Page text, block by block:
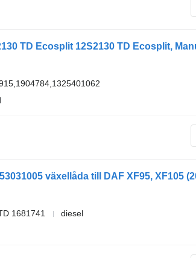
växellåda till DAF XF95, XF105
1681741
diesel